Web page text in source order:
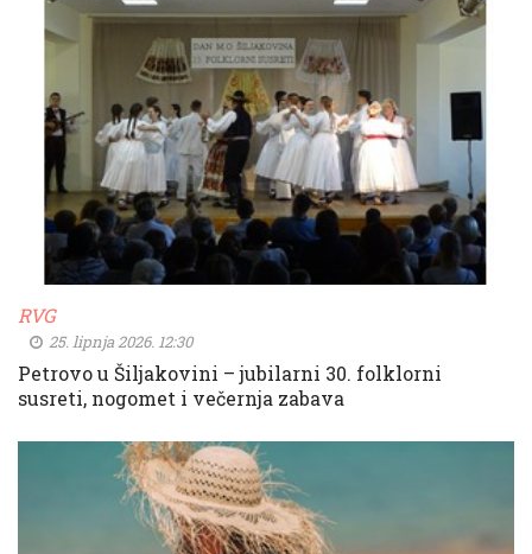
RVG
25. lipnja 2026. 12:30
Petrovo u Šiljakovini – jubilarni 30. folklorni
susreti, nogomet i večernja zabava